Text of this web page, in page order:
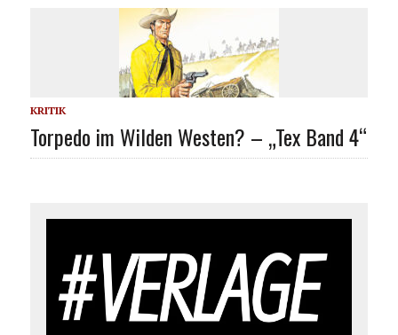
KRITIK
Torpedo im Wilden Westen? – „Tex Band 4“